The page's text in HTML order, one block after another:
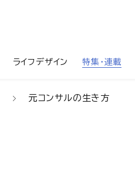
ライフデザイン 特集・連載
元コンサルの生き方